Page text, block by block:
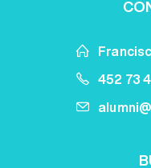
452 73